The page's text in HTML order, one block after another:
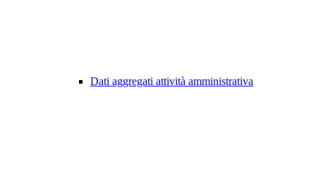
Dati aggregati attività amministrativa